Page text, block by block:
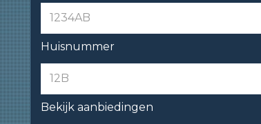
Huisnummer
Bekijk aanbiedingen